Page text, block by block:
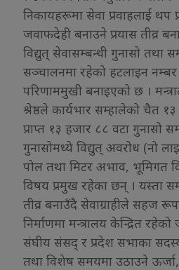
निकायहरूमा सेवा प्रवाहलाई थप
जवाफदेही बनाउने प्रयास तीव्र
विद्युत् सेवासम्बन्धी गुनासो तथा
सञ्चालनमा रहेको हटलाइन
परिणाममुखी बनाइएको छ ।
श्रेष्ठले कार्यभार सम्हालेको चैत
प्राप्त १३ हजार ८८ वटा गुनासो
गुनासोमध्ये विद्युत् अवरोध (नो
पोल तथा मिटर अभाव, भूमिगत
विषय प्रमुख रहेका छन् । यस्ता
तीव्र बनाउँदै सेवाग्राहीले सहज
निर्माणमा मन्त्रालय केन्द्रित
संघीय संसद् र प्रदेश सभाका
तथा विशेष समयमा उठाउने